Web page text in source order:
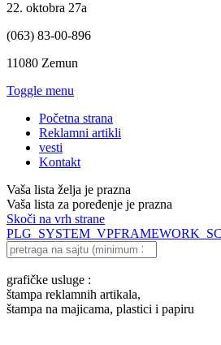
22. oktobra 27a
(063) 83-00-896
11080 Zemun
Toggle menu
Početna strana
Reklamni artikli
vesti
Kontakt
Vaša lista želja je prazna
Vaša lista za poređenje je prazna
Skoči na vrh strane
grafičke usluge :
štampa reklamnih artikala,
štampa na majicama, plastici i papiru